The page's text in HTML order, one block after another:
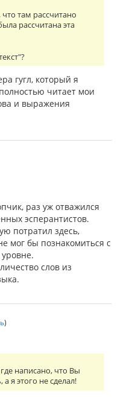
там рассчитано
рассчитана эта
гугл, который я
читает мои
и выражения
раз уж отважился
эсперантистов.
потратил здесь,
мог бы познакомиться с
слов из
)
написано, что Вы
я этого не сделал!